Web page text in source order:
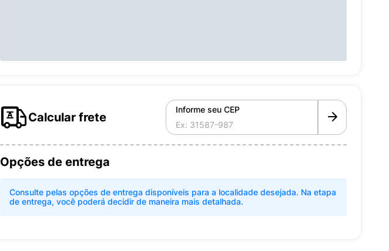
Calcular frete
Informe seu CEP
Opções de entrega
Consulte pelas opções de entrega disponíveis para a localidade desejada. Na etapa
de entrega, você poderá decidir de maneira mais detalhada.